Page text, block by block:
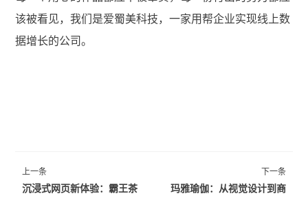
该被看见，我们是爱蜀美科技，一家用帮企业实现线上数
据增长的公司。
上一条
沉浸式网页新体验：霸王茶
下一条
玛雅瑜伽：从视觉设计到商